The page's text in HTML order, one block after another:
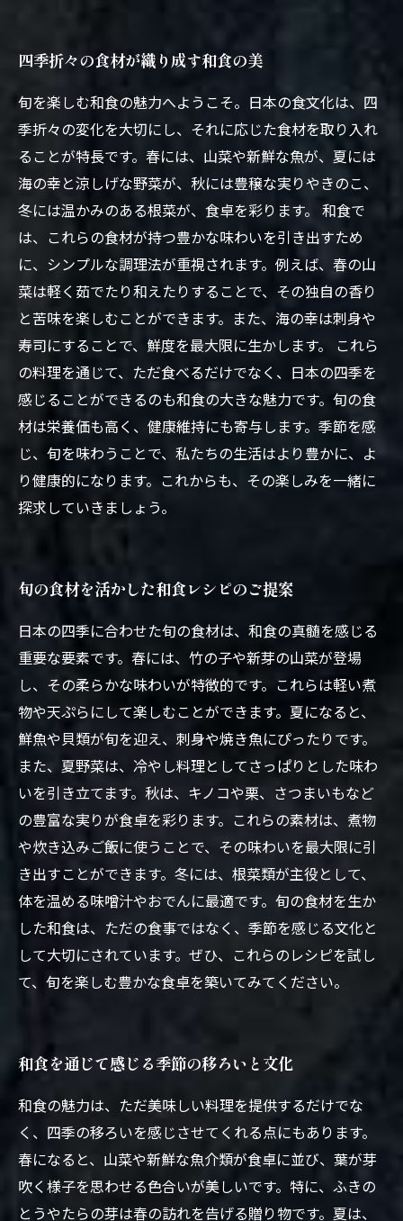
四季折々の食材が織り成す和食の美
旬を楽しむ和食の魅力へようこそ。日本の食文化は、四
季折々の変化を大切にし、それに応じた食材を取り入れ
ることが特長です。春には、山菜や新鮮な魚が、夏には
海の幸と涼しげな野菜が、秋には豊穣な実りやきのこ、
冬には温かみのある根菜が、食卓を彩ります。 和食で
は、これらの食材が持つ豊かな味わいを引き出すため
に、シンプルな調理法が重視されます。例えば、春の山
菜は軽く茹でたり和えたりすることで、その独自の香り
と苦味を楽しむことができます。また、海の幸は刺身や
寿司にすることで、鮮度を最大限に生かします。 これら
の料理を通じて、ただ食べるだけでなく、日本の四季を
感じることができるのも和食の大きな魅力です。旬の食
材は栄養価も高く、健康維持にも寄与します。季節を感
じ、旬を味わうことで、私たちの生活はより豊かに、よ
り健康的になります。これからも、その楽しみを一緒に
探求していきましょう。
旬の食材を活かした和食レシピのご提案
日本の四季に合わせた旬の食材は、和食の真髄を感じる
重要な要素です。春には、竹の子や新芽の山菜が登場
し、その柔らかな味わいが特徴的です。これらは軽い煮
物や天ぷらにして楽しむことができます。夏になると、
鮮魚や貝類が旬を迎え、刺身や焼き魚にぴったりです。
また、夏野菜は、冷やし料理としてさっぱりとした味わ
いを引き立てます。秋は、キノコや栗、さつまいもなど
の豊富な実りが食卓を彩ります。これらの素材は、煮物
や炊き込みご飯に使うことで、その味わいを最大限に引
き出すことができます。冬には、根菜類が主役として、
体を温める味噌汁やおでんに最適です。旬の食材を生か
した和食は、ただの食事ではなく、季節を感じる文化と
して大切にされています。ぜひ、これらのレシピを試し
て、旬を楽しむ豊かな食卓を築いてみてください。
和食を通じて感じる季節の移ろいと文化
和食の魅力は、ただ美味しい料理を提供するだけでな
く、四季の移ろいを感じさせてくれる点にもあります。
春になると、山菜や新鮮な魚介類が食卓に並び、葉が芽
吹く様子を思わせる色合いが美しいです。特に、ふきの
とうやたらの芽は春の訪れを告げる贈り物です。夏は、